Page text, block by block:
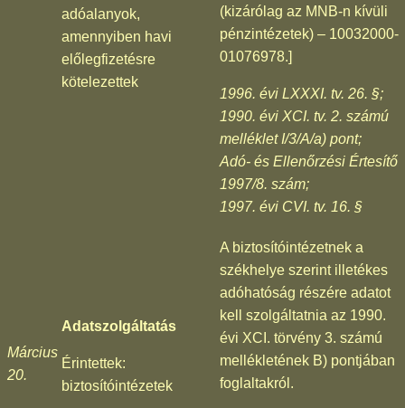
adóalanyok,
amennyiben havi
előlegfizetésre
kötelezettek
(kizárólag az MNB-n kívüli
pénzintézetek) – 10032000-
01076978.]
1996. évi LXXXI. tv. 26. §;
1990. évi XCI. tv. 2. számú
melléklet I/3/A/a) pont;
Adó- és Ellenőrzési Értesítő
1997/8. szám;
1997. évi CVI. tv. 16. §
Március
20.
Adatszolgáltatás
Érintettek:
biztosítóintézetek
A biztosítóintézetnek a
székhelye szerint illetékes
adóhatóság részére adatot
kell szolgáltatnia az 1990.
évi XCI. törvény 3. számú
mellékletének B) pontjában
foglaltakról.